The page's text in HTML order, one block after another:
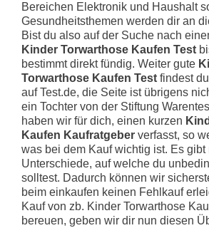
Bereichen Elektronik und Haushalt
Gesundheitsthemen werden dir an
Bist du also auf der Suche nach
Kinder Torwarthose Kaufen Test
bestimmt direkt fündig. Weiter gute
Torwarthose Kaufen Test findest
auf Test.de, die Seite ist übrigens
ein Tochter von der Stiftung
haben wir für dich, einen kurzen
Kaufen Kaufratgeber verfasst, so
was bei dem Kauf wichtig ist. Es
Unterschiede, auf welche du
solltest. Dadurch können wir
beim einkaufen keinen Fehlkauf
Kauf von zb. Kinder Torwarthose
bereuen, geben wir dir nun diesen